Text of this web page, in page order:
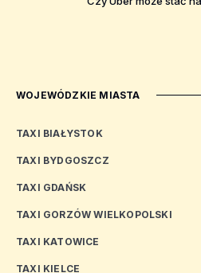
WOJEWÓDZKIE MIASTA
TAXI BIAŁYSTOK
TAXI BYDGOSZCZ
TAXI GDAŃSK
TAXI GORZÓW WIELKOPOLSKI
TAXI KATOWICE
TAXI KIELCE